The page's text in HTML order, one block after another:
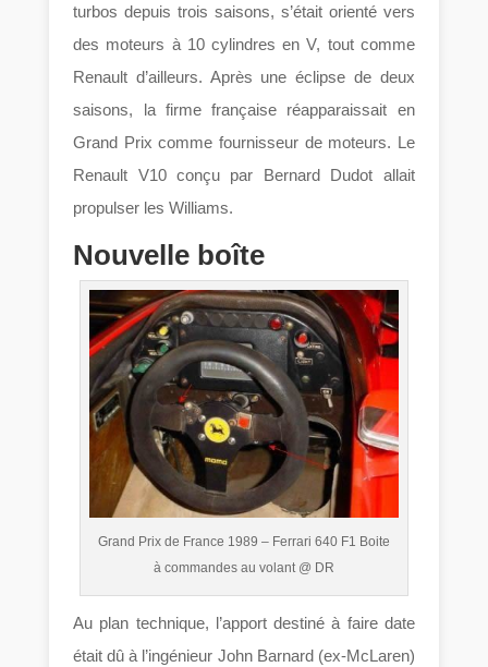
turbos depuis trois saisons, s’était orienté vers
des moteurs à 10 cylindres en V, tout comme
Renault d’ailleurs. Après une éclipse de deux
saisons, la firme française réapparaissait en
Grand Prix comme fournisseur de moteurs. Le
Renault V10 conçu par Bernard Dudot allait
propulser les Williams.
Nouvelle boîte
Grand Prix de France 1989 – Ferrari 640 F1 Boite
à commandes au volant @ DR
Au plan technique, l’apport destiné à faire date
était dû à l’ingénieur John Barnard (ex-McLaren)